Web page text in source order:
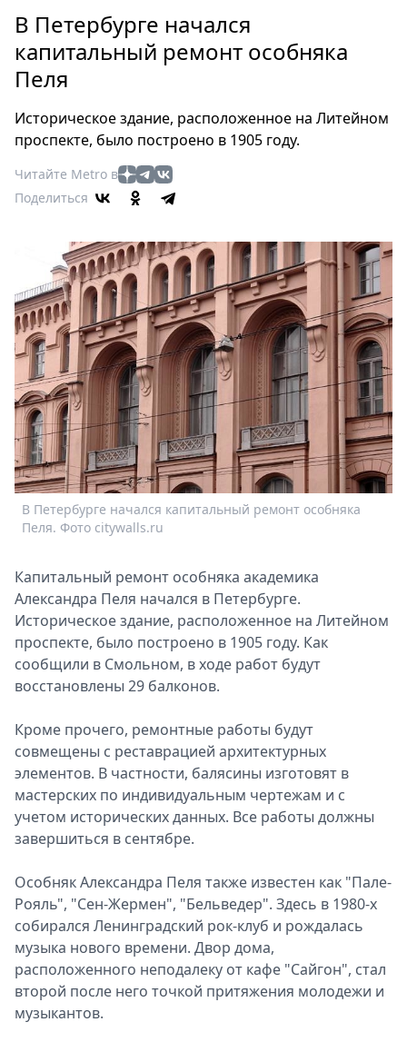
Россия
Мир
Туризм
Мода
Театр
Кино
Книги
Выставки
Пресс-
релизы
О
Metro
Стримы
Спецпроекты
Звезды
Выборы
2026
Скачай
Metro
В Петербурге начался
капитальный ремонт особняка
Пеля
Историческое здание, расположенное на Литейном
проспекте, было построено в 1905 году.
Читайте Metro в
Поделиться
В Петербурге начался капитальный ремонт особняка
Пеля. Фото citywalls.ru
Капитальный ремонт особняка академика
Александра Пеля начался в Петербурге.
Историческое здание, расположенное на Литейном
проспекте, было построено в 1905 году. Как
сообщили в Смольном, в ходе работ будут
восстановлены 29 балконов.
Кроме прочего, ремонтные работы будут
совмещены с реставрацией архитектурных
элементов. В частности, балясины изготовят в
мастерских по индивидуальным чертежам и с
учетом исторических данных. Все работы должны
завершиться в сентябре.
Особняк Александра Пеля также известен как "Пале-
Рояль", "Сен-Жермен", "Бельведер". Здесь в 1980-х
собирался Ленинградский рок-клуб и рождалась
музыка нового времени. Двор дома,
расположенного неподалеку от кафе "Сайгон", стал
второй после него точкой притяжения молодежи и
музыкантов.